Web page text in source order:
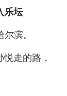
乐坛
滨。
走的路，